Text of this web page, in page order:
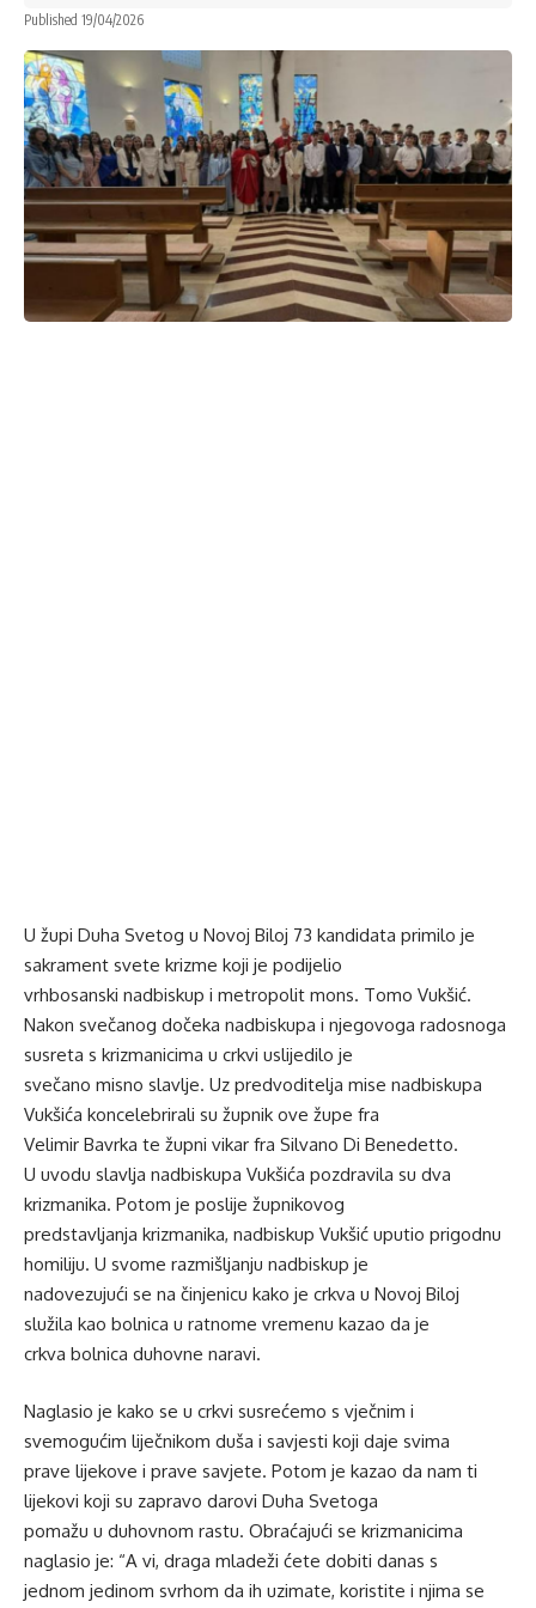
Published 19/04/2026
U župi Duha Svetog u Novoj Biloj 73 kandidata primilo je
sakrament svete krizme koji je podijelio
vrhbosanski nadbiskup i metropolit mons. Tomo Vukšić.
Nakon svečanog dočeka nadbiskupa i njegovoga radosnoga
susreta s krizmanicima u crkvi uslijedilo je
svečano misno slavlje. Uz predvoditelja mise nadbiskupa
Vukšića koncelebrirali su župnik ove župe fra
Velimir Bavrka te župni vikar fra Silvano Di Benedetto.
U uvodu slavlja nadbiskupa Vukšića pozdravila su dva
krizmanika. Potom je poslije župnikovog
predstavljanja krizmanika, nadbiskup Vukšić uputio prigodnu
homiliju. U svome razmišljanju nadbiskup je
nadovezujući se na činjenicu kako je crkva u Novoj Biloj
služila kao bolnica u ratnome vremenu kazao da je
crkva bolnica duhovne naravi.
Naglasio je kako se u crkvi susrećemo s vječnim i
svemogućim liječnikom duša i savjesti koji daje svima
prave lijekove i prave savjete. Potom je kazao da nam ti
lijekovi koji su zapravo darovi Duha Svetoga
pomažu u duhovnom rastu. Obraćajući se krizmanicima
naglasio je: “A vi, draga mladeži ćete dobiti danas s
jednom jedinom svrhom da ih uzimate, koristite i njima se